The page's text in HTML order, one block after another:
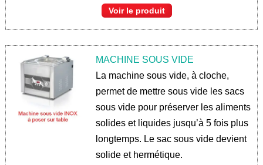
Voir le produit
MACHINE SOUS VIDE
La machine sous vide, à cloche,
permet de mettre sous vide les sacs
sous vide pour préserver les aliments
solides et liquides jusqu’à 5 fois plus
longtemps. Le sac sous vide devient
solide et hermétique.